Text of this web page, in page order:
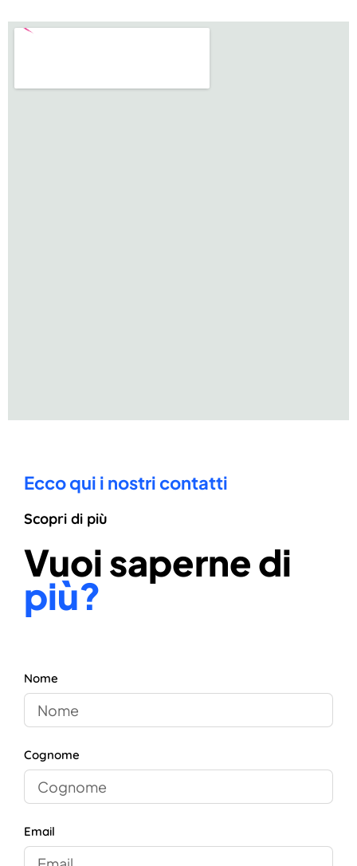
Ecco qui i nostri contatti
Scopri di più
Vuoi saperne di
più?
Nome
Cognome
Email